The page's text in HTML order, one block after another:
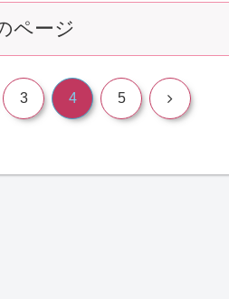
ページ
3 4 5 次